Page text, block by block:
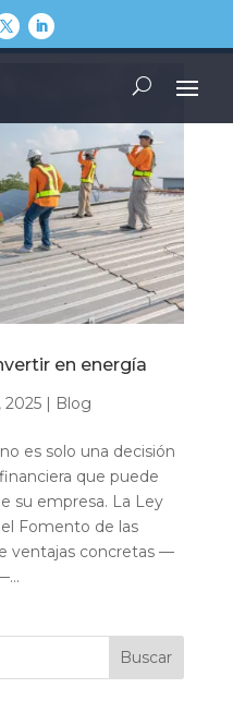
en energía
2025| Blog
es solo una decisión
que puede
su empresa. La Ley
Fomento de las
ventajas concretas —
Buscar